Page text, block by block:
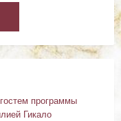
программы
Гикало